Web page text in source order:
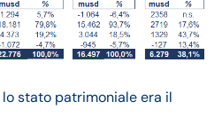
stato patrimoniale era il